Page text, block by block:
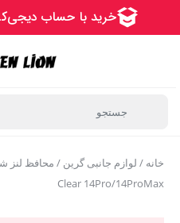
خانه / لوازم جانبی گرین
Clear 14Pro/14ProMax